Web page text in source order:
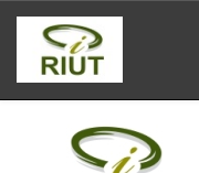
Skip
navigation